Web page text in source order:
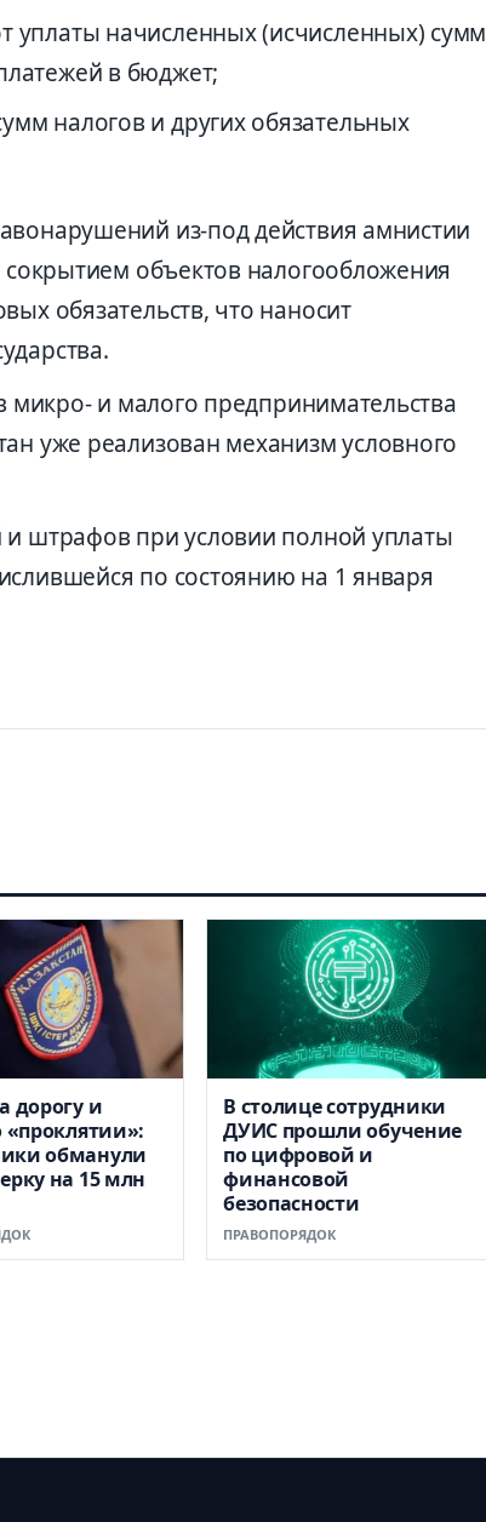
уплаты начисленных (исчисленных) сумм
в бюджет;
налогов и других обязательных
из-под действия амнистии
объектов налогообложения
обязательств, что наносит
микро- и малого предпринимательства
уже реализован механизм условного
штрафов при условии полной уплаты
по состоянию на 1 января
дорогу и
«проклятии»:
обманули
на 15 млн
В столице сотрудники
ДУИС прошли обучение
по цифровой и
финансовой
безопасности
ПРАВОПОРЯДОК